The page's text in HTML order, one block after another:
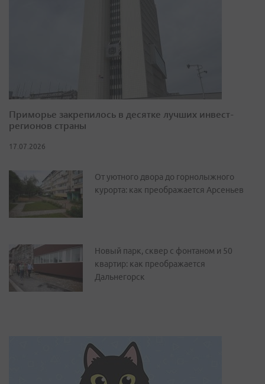
Приморье закрепилось в десятке лучших инвест-
регионов страны
17.07.2026
От уютного двора до горнолыжного
курорта: как преображается Арсеньев
Новый парк, сквер с фонтаном и 50
квартир: как преображается
Дальнегорск